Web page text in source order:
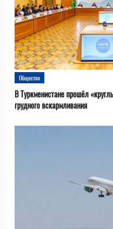
Общество
В Туркменистане прошёл
грудного вскармливания